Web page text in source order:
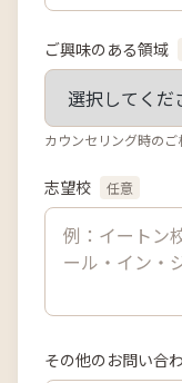
ご興味のある領域
カウンセリング時の
志望校 任意
その他のお問い合